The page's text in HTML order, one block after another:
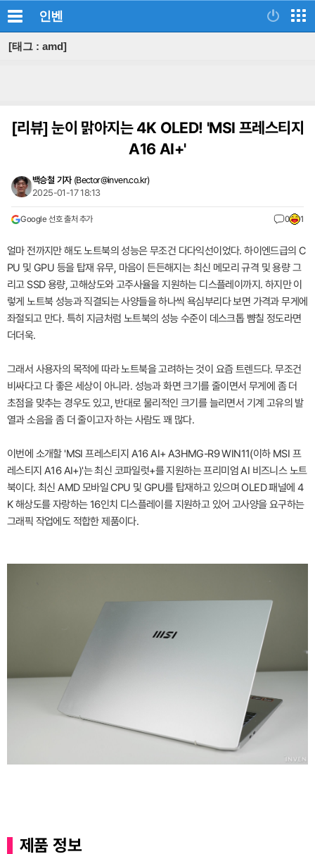
인벤
[태그 : amd]
[리뷰]눈이 맑아지는 4K OLED! 'MSI 프레스티지
A16 AI+'
백승철 기자 (Bector@inven.co.kr)
2025-01-17 18:13
Google 선호 출처 추가 0 1
얼마 전까지만 해도 노트북의 성능은 무조건 다다익선이었다. 하이엔드급의 C
PU 및 GPU 등을 탑재 유무, 마음이 든든해지는 최신 메모리 규격 및 용량 그
리고 SSD 용량, 고해상도와 고주사율을 지원하는 디스플레이까지. 하지만 이
렇게 노트북 성능과 직결되는 사양들을 하나씩 욕심부리다 보면 가격과 무게에
좌절되고 만다. 특히 지금처럼 노트북의 성능 수준이 데스크톱 뺨칠 정도라면
더더욱.
그래서 사용자의 목적에 따라 노트북을 고려하는 것이 요즘 트렌드다. 무조건
비싸다고 다 좋은 세상이 아니라. 성능과 화면 크기를 줄이면서 무게에 좀 더
초점을 맞추는 경우도 있고, 반대로 물리적인 크기를 늘리면서 기계 고유의 발
열과 소음을 좀 더 줄이고자 하는 사람도 꽤 많다.
이번에 소개할 'MSI 프레스티지 A16 AI+ A3HMG-R9 WIN11(이하 MSI 프
레스티지 A16 AI+)'는 최신 코파일럿+를 지원하는 프리미엄 AI 비즈니스 노트
북이다. 최신 AMD 모바일 CPU 및 GPU를 탑재하고 있으며 OLED 패널에 4
K 해상도를 자랑하는 16인치 디스플레이를 지원하고 있어 고사양을 요구하는
그래픽 작업에도 적합한 제품이다.
제품 정보